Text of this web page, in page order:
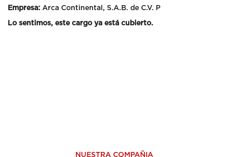
Empresa: Arca Continental, S.A.B. de C.V. P
Lo sentimos, este cargo ya está cubierto.
NUESTRA COMPAÑIA